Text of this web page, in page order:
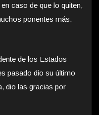
caso de que lo quiten,
ponentes más.
de los Estados
pasado dio su último
dio las gracias por